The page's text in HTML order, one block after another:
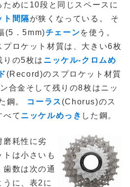
ために10段と同じスペースに
ト間隔が狭くなっている。 そ
(5．5mm)チェーンを使う。
プロケット材質は、大きい6枚
りの5枚は ニッケル-クロムめ
(Record)のスプロケット材質
合金そして残りの8枚はニッ
鋼。 コーラス (Chorus)のス
べて ニッケルめっき した鋼。
磨耗性に劣
トは小さいも
数は次の通
うに、表2に